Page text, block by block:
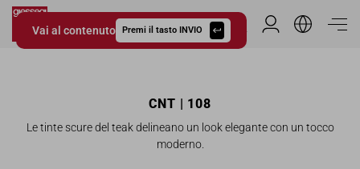
Vai al contenuto Premi il tasto INVIO
Giessegi.it
Area Riservata
CNT | 108
Le tinte scure del teak delineano un look elegante con un tocco
moderno.